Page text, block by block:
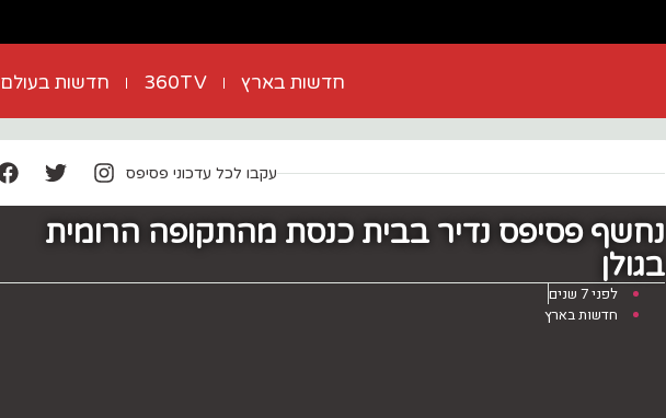
חדשות בארץ 360TV חדשות בעולם
עקבו לכל עדכוני פסיפס
נחשף פסיפס נדיר בבית כנסת מהתקופה הרומית
בגולן
לפני 7 שנים
חדשות בארץ